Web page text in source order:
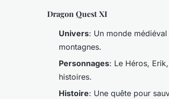
Dragon Quest XI
Univers: Un monde
montagnes.
Personnages: Le Héros,
histoires.
Histoire: Une quête pour